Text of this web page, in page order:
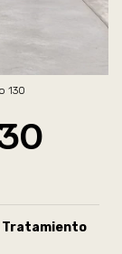
130
Tratamiento